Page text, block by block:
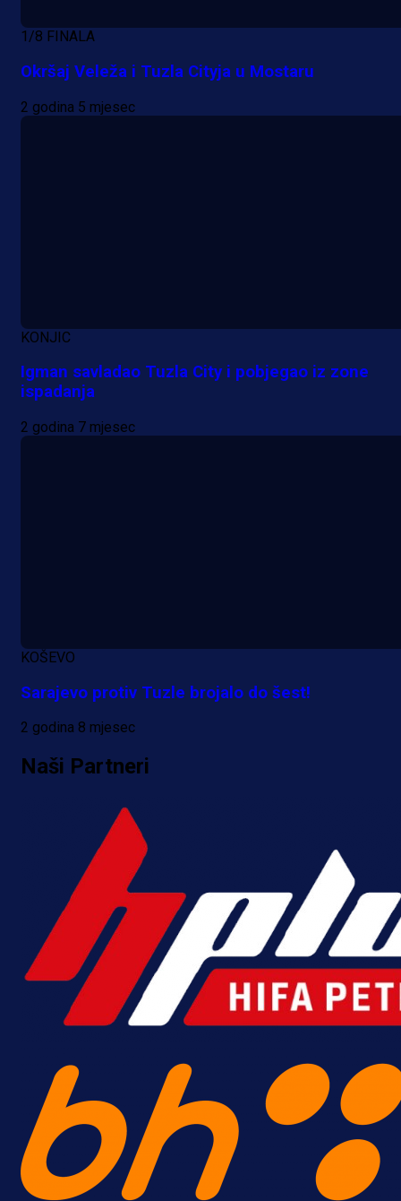
A Selekcija
Reprezentativac BiH bi mogao
postati novo pojačanje Hajduka!
23 h 41 min
1/8 FINALA
Okršaj Veleža i Tuzla Cityja u Mostaru
2 godina 5 mjesec
KONJIC
Igman savladao Tuzla City i pobjegao iz zone
ispadanja
2 godina 7 mjesec
KOŠEVO
Sarajevo protiv Tuzle brojalo do šest!
2 godina 8 mjesec
Naši Partneri